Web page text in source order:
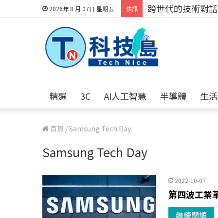
2026年 8 月 07日 星期五 快訊 跨世代的技術對
精選 3C AI人工智慧 半導體 生活
首頁 /Samsung Tech Day
Samsung Tech Day
2022-10-07
第四波工業
繼續閱讀